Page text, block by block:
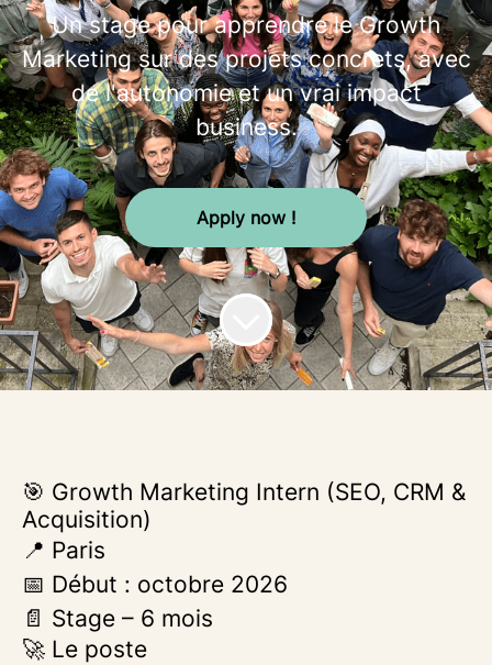
Un stage pour apprendre le Growth
Marketing sur des projets concrets, avec
de l'autonomie et un vrai impact
business.
Apply now !
🎯 Growth Marketing Intern (SEO, CRM &
Acquisition)
📍 Paris
📅 Début : octobre 2026
📄 Stage – 6 mois
🚀 Le poste